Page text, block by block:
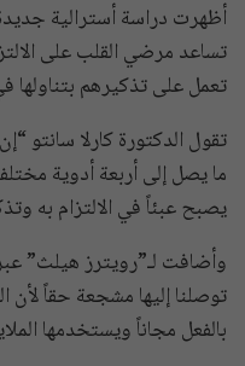
أظهرت دراسة أسترالية
تساعد مرضي القلب على
تعمل على تذكيرهم بتناولها
تقول الدكتورة كارلا سانتو
ما يصل إلى أربعة أدوية
يصبح عبئاً في الالتزام به
وأضافت لـ”رويترز هيلث” عبر
توصلنا إليها مشجعة حقاً لأن
بالفعل مجاناً ويستخدمها